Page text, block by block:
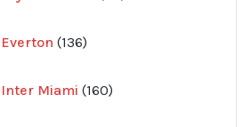
produkter
Everton 136
produkter
Inter Miami 160
produkter